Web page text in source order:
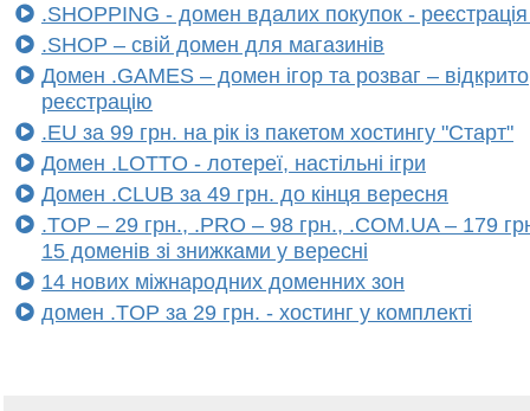
.SHOPPING - домен вдалих покупок - реєстрація
.SHOP – свій домен для магазинів
Домен .GAMES – домен ігор та розваг – відкрито
реєстрацію
.EU за 99 грн. на рік із пакетом хостингу "Старт"
Домен .LOTTO - лотереї, настільні ігри
Домен .CLUB за 49 грн. до кінця вересня
.TOP – 29 грн., .PRO – 98 грн., .COM.UA – 179
15 доменів зі знижками у вересні
14 нових міжнародних доменних зон
домен .TOP за 29 грн. - хостинг у комплекті